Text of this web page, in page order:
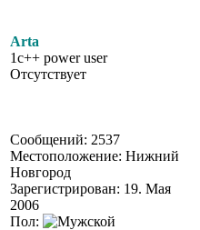
Arta
1c++ power user
Отсутствует
Сообщений: 2537
Местоположение: Нижний
Новгород
Зарегистрирован: 19. Мая
2006
Пол: